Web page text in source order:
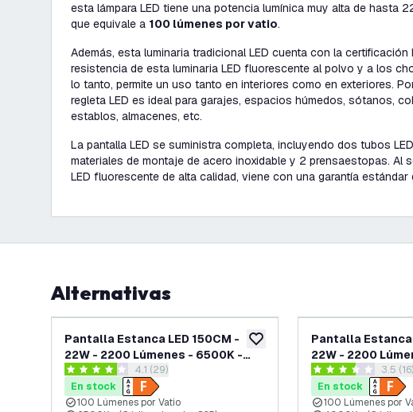
esta lámpara LED tiene una potencia lumínica muy alta de hasta
que equivale a 100 lúmenes por vatio.
Además, esta luminaria tradicional LED cuenta con la certificación
resistencia de esta luminaria LED fluorescente al polvo y a los
lo tanto, permite un uso tanto en interiores como en exteriores.
regleta LED es ideal para garajes, espacios húmedos, sótanos,
establos, almacenes, etc.
La pantalla LED se suministra completa, incluyendo dos tubos
materiales de montaje de acero inoxidable y 2 prensaestopas. Al
LED fluorescente de alta calidad, viene con una garantía estándar
Alternativas
añadir a lista de deseos
Pantalla Estanca LED 150CM -
22W - 2200 Lúmenes - 6500K -
IP65 - con Tubo LEDabrir el panel de reseñas
4.1 estrellas de puntuación
4.1 (29)
En stock
100 Lúmenes por Vatio
Pantalla Estanca
22W - 2200
IP65 - con 2x Tubo
abrir el
3.5 estrellas de 3.5 (16)
En stock
100 Lúmenes por